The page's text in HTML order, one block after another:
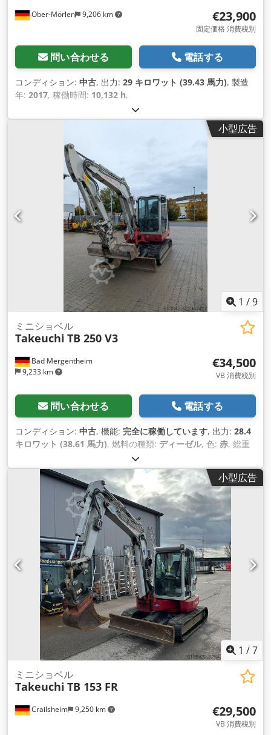
Ober-Mörlen 9,206 km €23,900
固定価格 消費税別
問い合わせる 電話する
コンディション: 中古, 出力: 29 キロワット (39.43 馬力), 製造
年: 2017, 稼働時間: 10,132 h,
小型広告
1 /9
Bad Mergentheim
9,233 km
ミニショベル
Takeuchi TB 250 V3
€34,500
VB 消費税別
問い合わせる 電話する
コンディション: 中古, 機能: 完全に稼働しています, 出力: 28.4
キロワット (38.61 馬力), 燃料の種類: ディーゼル, 色: 赤, 総重
, 座席数:
限:11/2026, 製造年:2015, 稼働時間:3,500 h, 全高:2,515
, シリンダー数:4, 排気量:2,185 cm³, 最低地上高:335
, 最高速度:5 km/h, 輸送長さ:5,510 mm, 装備:UVV安全
点検, キャビン,
小型広告
1 /7
Crailsheim 9,250 km
ミニショベル
Takeuchi TB 153 FR
€29,500
VB 消費税別